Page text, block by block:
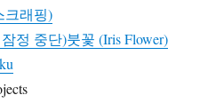
크래핑)
정 중단)붓꽃 (Iris Flower)